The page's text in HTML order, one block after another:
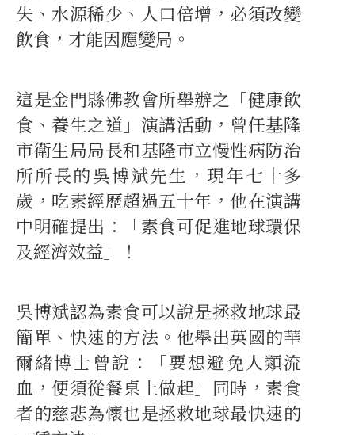
失、水源稀少、人口倍增，必須改變
飲食，才能因應變局。
這是金門縣佛教會所舉辦之「健康飲
食、養生之道」演講活動，曾任基隆
市衛生局局長和基隆市立慢性病防治
所所長的吳博斌先生，現年七十多
歲，吃素經歷超過五十年，他在演講
中明確提出：「素食可促進地球環保
及經濟效益」！
吳博斌認為素食可以說是拯救地球最
簡單、快速的方法。他舉出英國的華
爾緒博士曾說：「要想避免人類流
血，便須從餐桌上做起」同時，素食
者的慈悲為懷也是拯救地球最快速的